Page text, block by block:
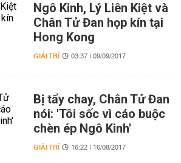
Ngô Kinh, Lý Liên Kiệt và
Chân Tử Đan họp kín tại
Hong Kong
GIẢI TRÍ 03:37 | 09/09/2017
Bị tẩy chay, Chân Tử Đan
nói: 'Tôi sốc vì cáo buộc
chèn ép Ngô Kinh'
GIẢI TRÍ 16:22 | 16/08/2017